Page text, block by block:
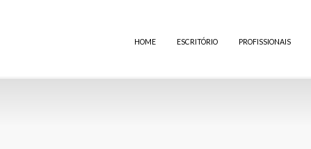
HOME ESCRITÓRIO PROFISSIONAIS